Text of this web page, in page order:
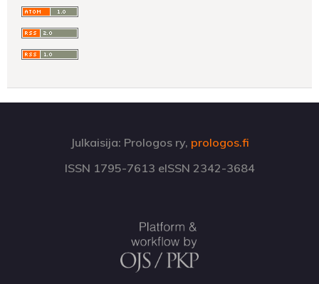
Julkaisija: Prologos ry, prologos.fi
ISSN 1795-7613 eISSN 2342-3684